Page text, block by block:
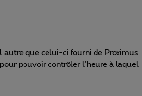
autre que celui-ci fourni de Proximus
pouvoir contrôler l’heure à laquel